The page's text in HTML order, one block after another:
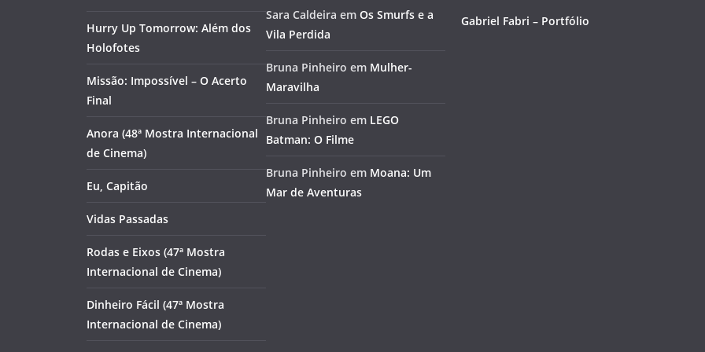
Hurry Up Tomorrow: Além dos
Holofotes
Missão: Impossível – O Acerto
Final
Anora (48ª Mostra Internacional
de Cinema)
Eu, Capitão
Vidas Passadas
Rodas e Eixos (47ª Mostra
Internacional de Cinema)
Dinheiro Fácil (47ª Mostra
Internacional de Cinema)
Sara Caldeira em Os Smurfs e a
Vila Perdida
Bruna Pinheiro em Mulher-
Maravilha
Bruna Pinheiro em LEGO
Batman: O Filme
Bruna Pinheiro em Moana: Um
Mar de Aventuras
Gabriel Fabri – Portfólio